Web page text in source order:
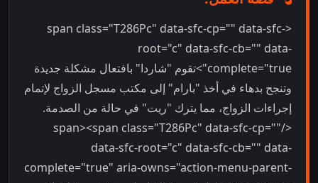
<span class="T286Pc" data-sfc-cp="" data-sfc-
root="c" data-sfc-cb="" data-
complete="true">تقوم "شاردا" بافتعال مشكلة جديدة
وتنجح بدهاء في أخذ "بارام" إلى مكتب مسجل الزواج لإتمام
إجراءات الزواج، مما يترك "ريت" في حالة من الصدمة.
</span><span class="T286Pc" data-sfc-cp=""
data-sfc-root="c" data-sfc-cb="" data-
complete="true" aria-owns="action-menu-parent-